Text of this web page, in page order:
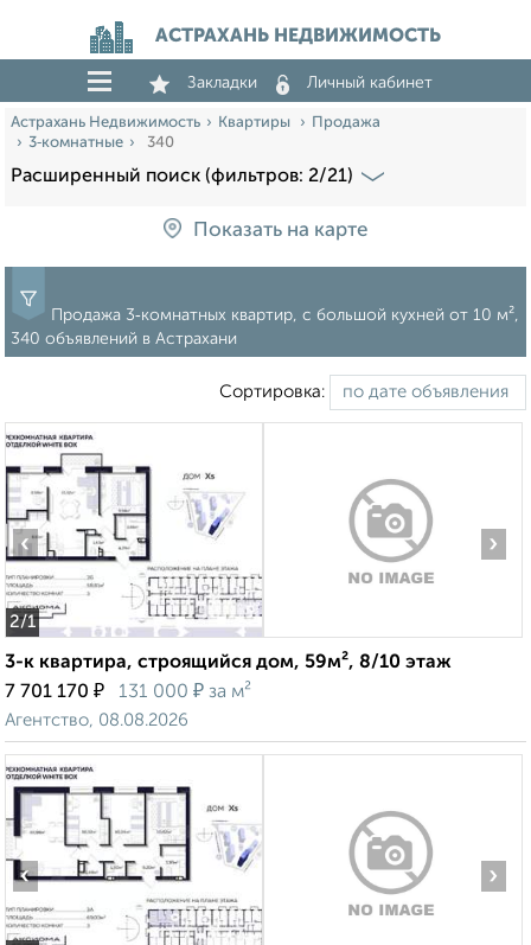
АСТРАХАНЬ НЕДВИЖИМОСТЬ
Закладки Личный кабинет
Астрахань Недвижимость Квартиры
Продажа
3‑комнатные
340
Расширенный поиск (фильтров: 2/21)
Показать на карте
Продажа 3‑комнатных квартир, c большой кухней от 10 м²,
340 объявлений в Астрахани
Сортировка:
2/1
‹ ›
3-к квартира, строящийся дом, 59м², 8/10 этаж
7 701 170 ₽ 131 000 ₽ за м²
Агентство, 08.08.2026
‹ ›